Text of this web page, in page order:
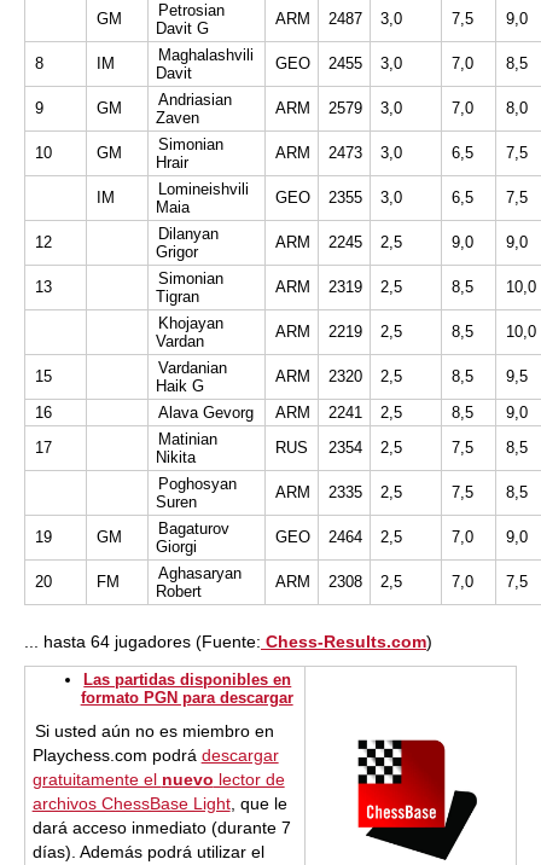
GM
Petrosian
Davit G
ARM 2487 3,0 7,5 9,0
8 IM
Maghalashvili
Davit
GEO 2455 3,0 7,0 8,5
9 GM
Andriasian
Zaven
ARM 2579 3,0 7,0 8,0
10 GM
Simonian
Hrair
ARM 2473 3,0 6,5 7,5
IM
Lomineishvili
Maia
GEO 2355 3,0 6,5 7,5
12
Dilanyan
Grigor
ARM 2245 2,5 9,0 9,0
13
Simonian
Tigran
ARM 2319 2,5 8,5
10,0
Khojayan
Vardan
ARM 2219 2,5 8,5 10,0
15
Vardanian
Haik G
ARM 2320 2,5 8,5
9,5
16
Alava Gevorg ARM 2241 2,5 8,5
9,0
17
Matinian
Nikita
RUS 2354 2,5 7,5
8,5
Poghosyan
Suren
ARM 2335 2,5 7,5 8,5
19 GM
Bagaturov
Giorgi
GEO 2464 2,5 7,0 9,0
20 FM
Aghasaryan
Robert
ARM 2308 2,5 7,0 7,5
... hasta 64 jugadores (Fuente: Chess-Results.com)
Las partidas disponibles en
formato PGN para descargar
Si usted aún no es miembro en
Playchess.com podrá descargar
gratuitamente el nuevo lector de
archivos ChessBase Light, que le
dará acceso inmediato (durante 7
días). Además podrá utilizar el